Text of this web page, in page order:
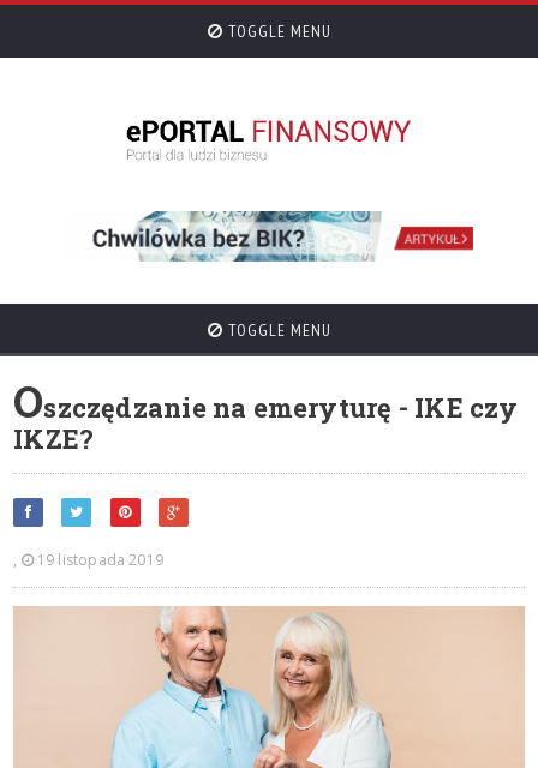
TOGGLE MENU
TOGGLE MENU
Oszczędzanie na emeryturę - IKE czy
IKZE?
, 19 listopada 2019